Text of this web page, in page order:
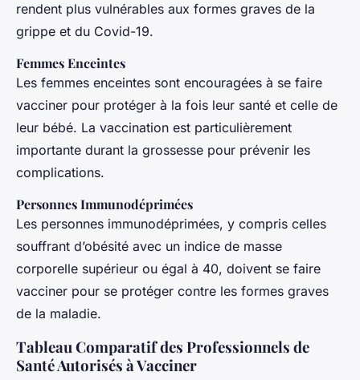
rendent plus vulnérables aux formes graves de la
grippe et du Covid-19.
Femmes Enceintes
Les femmes enceintes sont encouragées à se faire
vacciner pour protéger à la fois leur santé et celle de
leur bébé. La vaccination est particulièrement
importante durant la grossesse pour prévenir les
complications.
Personnes Immunodéprimées
Les personnes immunodéprimées, y compris celles
souffrant d’obésité avec un indice de masse
corporelle supérieur ou égal à 40, doivent se faire
vacciner pour se protéger contre les formes graves
de la maladie.
Tableau Comparatif des Professionnels de
Santé Autorisés à Vacciner